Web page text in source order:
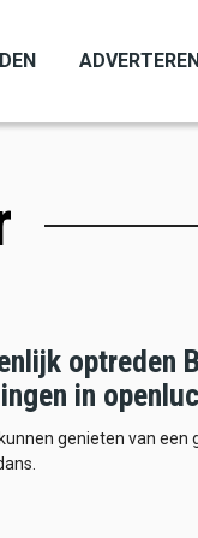
optreden
in
genieten van